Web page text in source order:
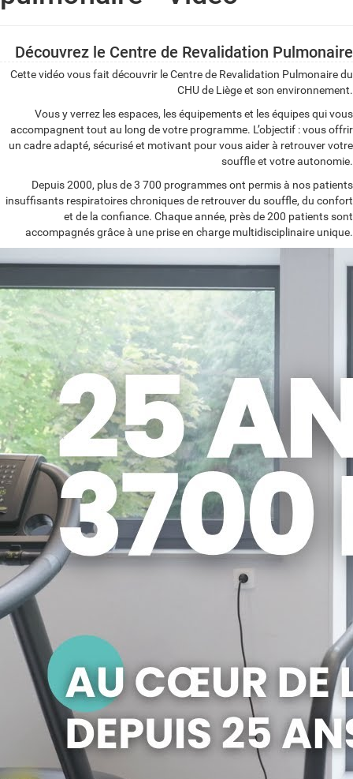
Découvrez le Centre de Revalidation Pulmonaire
Cette vidéo vous fait découvrir le Centre de Revalidation Pulmonaire du
CHU de Liègeet son environnement.
Vous y verrez les espaces, les équipements et les équipes qui vous
accompagnent tout au long de votre programme. L’objectif : vous offrir
un cadre adapté, sécurisé et motivant pour vous aider à retrouver votre
souffle et votre autonomie.
Depuis 2000, plus de 3 700 programmes ont permis à nos patients
insuffisants respiratoires chroniques de retrouver du souffle, du confort
et de la confiance. Chaque année, près de 200 patients sont
accompagnés grâce à une prise en charge multidisciplinaire unique.